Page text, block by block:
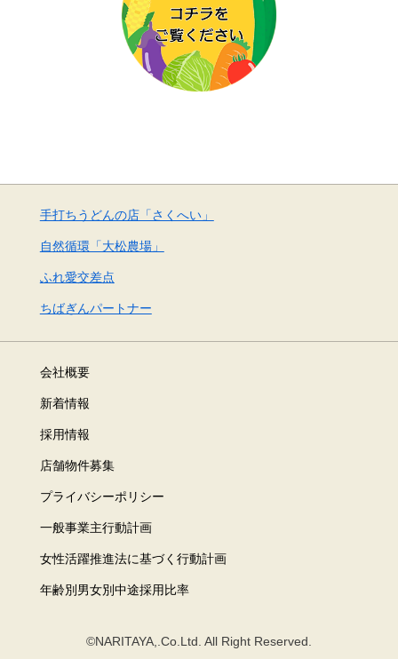
手打ちうどんの店「さくへい」
自然循環「大松農場」
ふれ愛交差点
ちばぎんパートナー
会社概要
新着情報
採用情報
店舗物件募集
プライバシーポリシー
一般事業主行動計画
女性活躍推進法に基づく行動計画
年齢別男女別中途採用比率
©NARITAYA,.Co.Ltd. All Right Reserved.